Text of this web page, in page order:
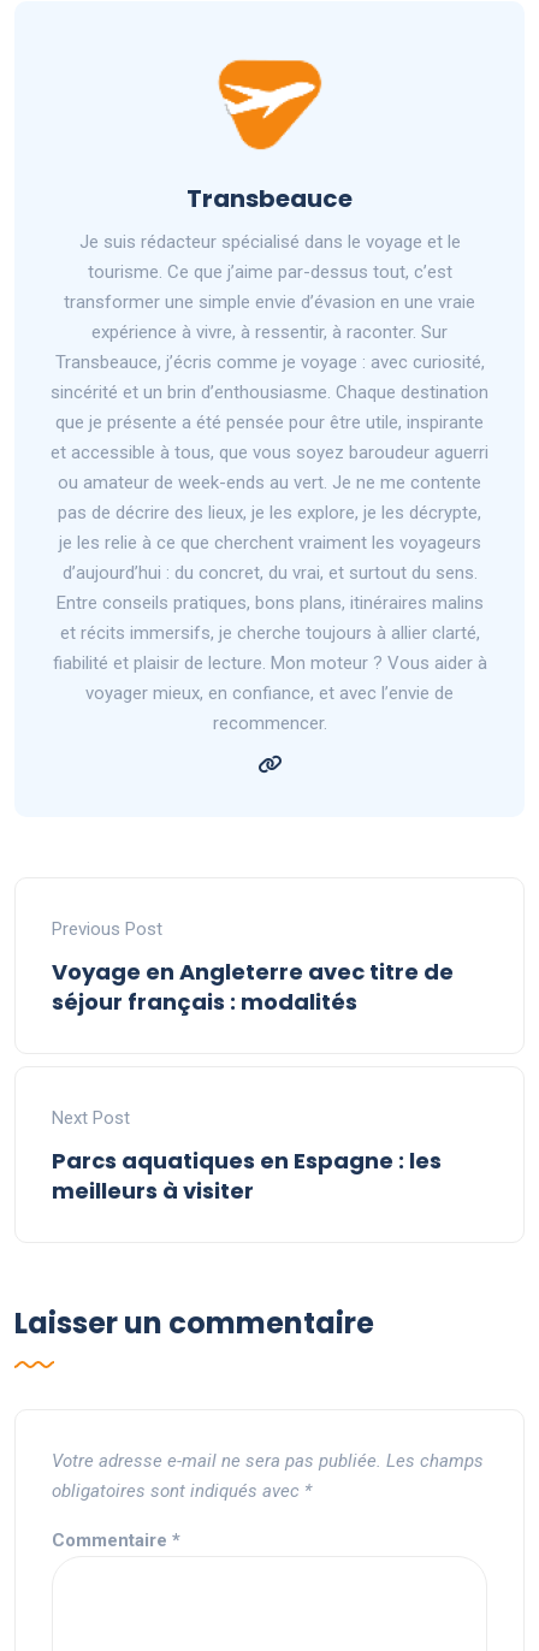
Transbeauce
Je suis rédacteur spécialisé dans le voyage et le
tourisme. Ce que j’aime par-dessus tout, c’est
transformer une simple envie d’évasion en une vraie
expérience à vivre, à ressentir, à raconter. Sur
Transbeauce, j’écris comme je voyage : avec curiosité,
sincérité et un brin d’enthousiasme. Chaque destination
que je présente a été pensée pour être utile, inspirante
et accessible à tous, que vous soyez baroudeur aguerri
ou amateur de week-ends au vert. Je ne me contente
pas de décrire des lieux, je les explore, je les décrypte,
je les relie à ce que cherchent vraiment les voyageurs
d’aujourd’hui : du concret, du vrai, et surtout du sens.
Entre conseils pratiques, bons plans, itinéraires malins
et récits immersifs, je cherche toujours à allier clarté,
fiabilité et plaisir de lecture. Mon moteur ? Vous aider à
voyager mieux, en confiance, et avec l’envie de
recommencer.
Previous Post
Voyage en Angleterre avec titre de
séjour français : modalités
Next Post
Parcs aquatiques en Espagne : les
meilleurs à visiter
Laisser un commentaire
Votre adresse e-mail ne sera pas publiée. Les champs
obligatoires sont indiqués avec *
Commentaire *